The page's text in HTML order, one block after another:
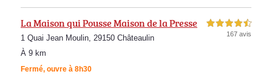
La Maison qui Pousse Maison de la Presse
1 Quai Jean Moulin, 29150 Châteaulin
À 9 km
Fermé, ouvre à 8h30
4,5 étoiles sur 5
167 avis